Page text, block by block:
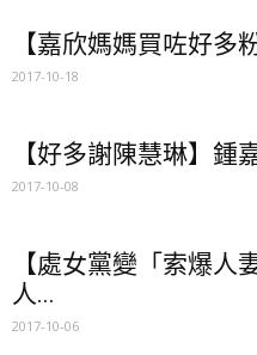
【嘉欣媽媽買咗好多
2017-10-18
【好多謝陳慧琳】鍾
2017-10-08
【處女黨變「索爆人
人...
2017-10-06